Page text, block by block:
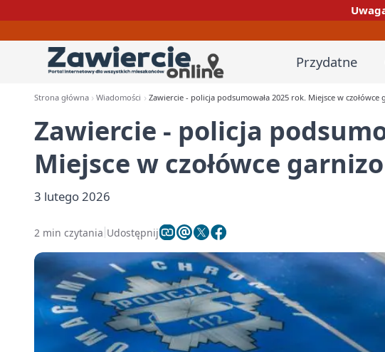
Przydatne
Strona główna Wiadomości Zawiercie - policja podsumowała 2025 rok. Miejsce w czołówce
Zawiercie - policja
Miejsce w czołówce
3 lutego 2026
2 min czytania Udostępnij